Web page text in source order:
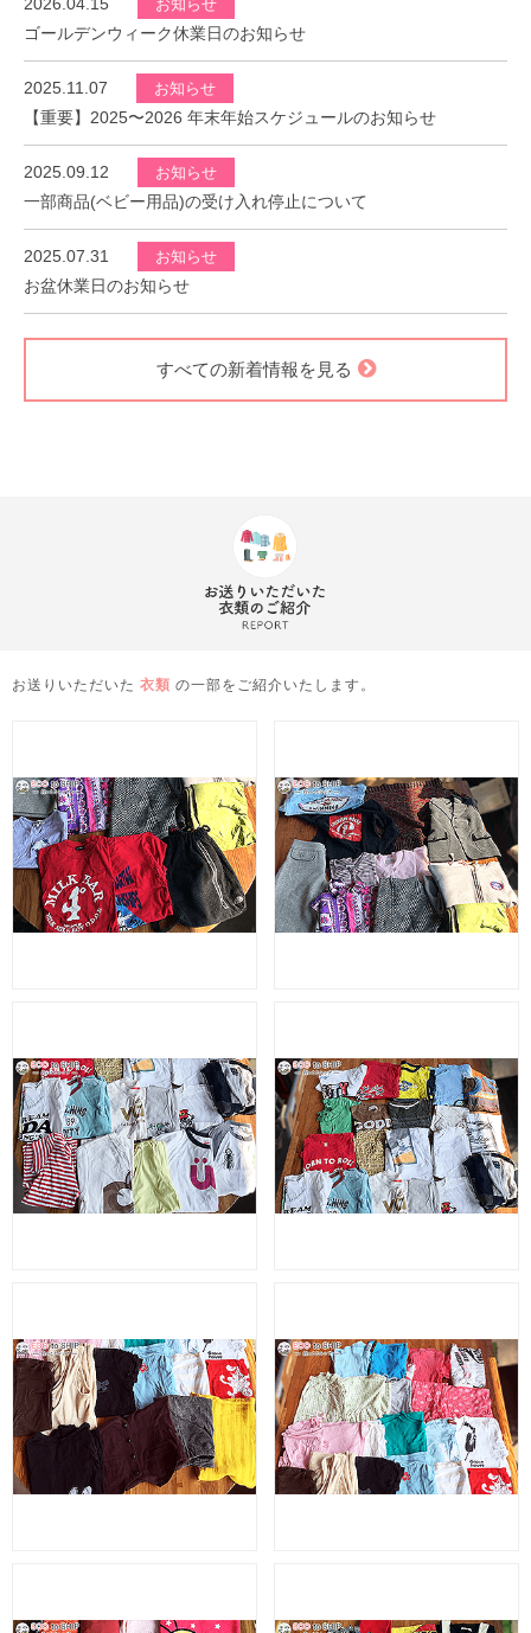
お知らせ
ゴールデンウィーク休業日のお知らせ
2025.11.07 お知らせ
【重要】2025〜2026 年末年始スケジュールのお知らせ
2025.09.12 お知らせ
一部商品(ベビー用品)の受け入れ停止について
2025.07.31 お知らせ
お盆休業日のお知らせ
すべての新着情報を見る
お送りいただいた 衣類 の一部をご紹介いたします。